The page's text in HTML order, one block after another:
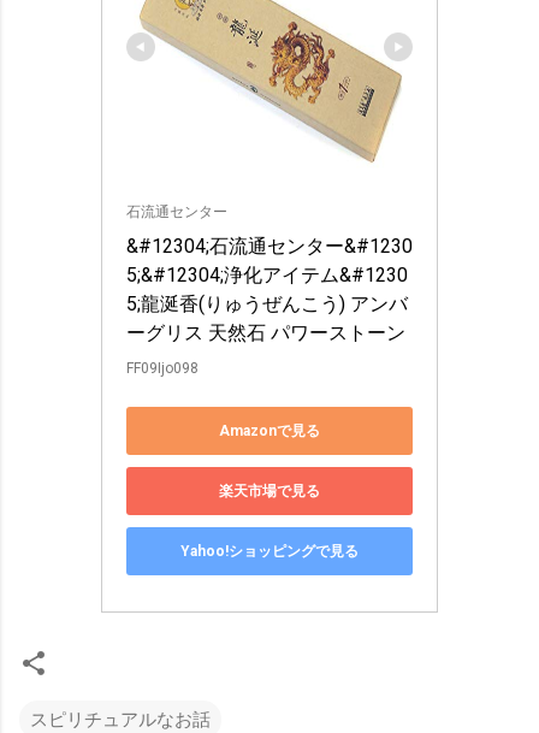
石流通センター
&#12304;石流通センター&#1230
5;&#12304;浄化アイテム&#1230
5;龍涎香(りゅうぜんこう) アンバ
ーグリス 天然石 パワーストーン
FF09Ijo098
Amazonで見る
楽天市場で見る
Yahoo!ショッピングで見る
スピリチュアルなお話